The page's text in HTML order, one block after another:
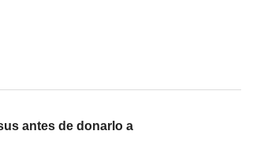
antes de donarlo a